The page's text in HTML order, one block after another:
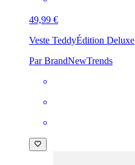
49,99 €
Veste TeddyÉdition Deluxe
Par BrandNewTrends